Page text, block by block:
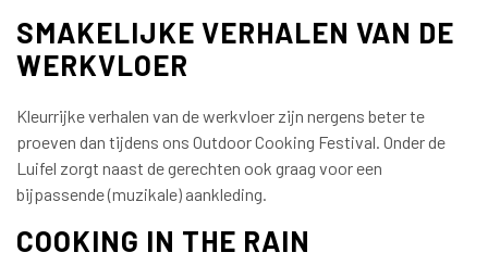
SMAKELIJKE VERHALEN VAN DE
WERKVLOER
Kleurrijke verhalen van de werkvloer zijn nergens beter te
proeven dan tijdens ons Outdoor Cooking Festival. Onder de
Luifel zorgt naast de gerechten ook graag voor een
bijpassende (muzikale) aankleding.
COOKING IN THE RAIN